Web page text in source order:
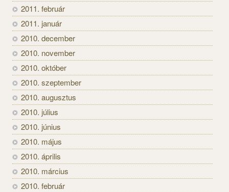
2011. február
2011. január
2010. december
2010. november
2010. október
2010. szeptember
2010. augusztus
2010. július
2010. június
2010. május
2010. április
2010. március
2010. február